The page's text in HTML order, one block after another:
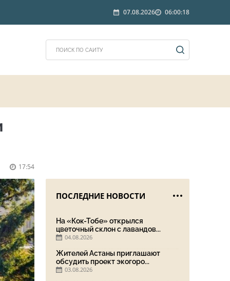
07.08.2026 06:00:18
17:54
ПОСЛЕДНИЕ НОВОСТИ
На «Кок-Тобе» открылся
цветочный склон с лавандов...
04.08.2026
Жителей Астаны приглашают
обсудить проект экогоро...
03.08.2026